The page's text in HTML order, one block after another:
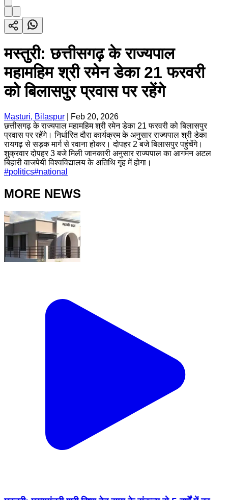
मस्तुरी: छत्तीसगढ़ के राज्यपाल
महामहिम श्री रमेन डेका 21 फरवरी
को बिलासपुर प्रवास पर रहेंगे
Masturi, Bilaspur
Feb 20, 2026
छत्तीसगढ़ के राज्यपाल महामहिम श्री रमेन डेका 21 फरवरी को बिलासपुर
प्रवास पर रहेंगे। निर्धारित दौरा कार्यक्रम के अनुसार राज्यपाल श्री डेका
रायगढ़ से सड़क मार्ग से रवाना होकर। दोपहर 2 बजे बिलासपुर पहुंचेंगे।
शुक्रवार दोपहर 3 बजे मिली जानकारी अनुसार राज्यपाल का आगमन अटल
बिहारी वाजपेयी विश्वविद्यालय के अतिथि गृह में होगा।
#politics#national
MORE NEWS